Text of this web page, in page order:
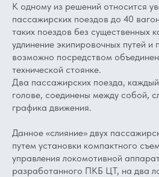
К одному из решений относится
пассажирских поездов до 40
таких поездов без существенных
удлинение экипировочных путей
возможно посредством
технической стоянке.
Два пассажирских поезда,
голове, соединены между собой,
графика движения.
Данное «слияние» двух
путем установки компактного
управления локомотивной
разработанного ПКБ ЦТ, на два